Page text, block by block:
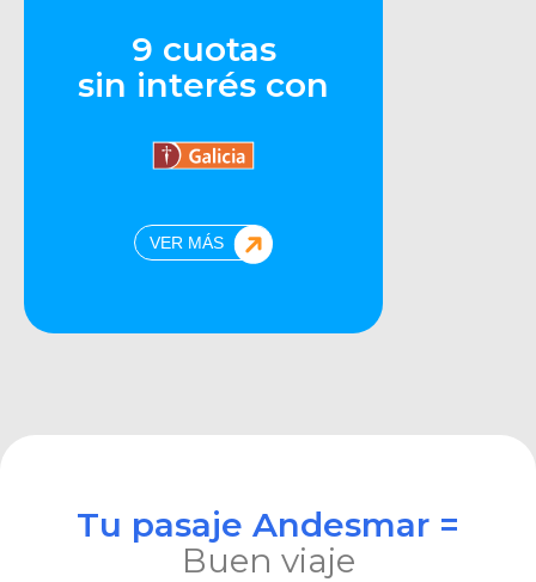
9 cuotas
sin interés con
VER MÁS
Tu pasaje Andesmar =
Buen viaje